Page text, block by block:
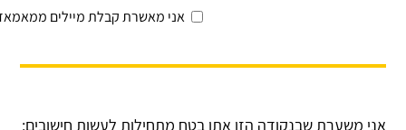
אני מאשרת קבלת מיילים
אני משערת שבנקודה הזו אתן בטח מתחילות לעשות חישובים: